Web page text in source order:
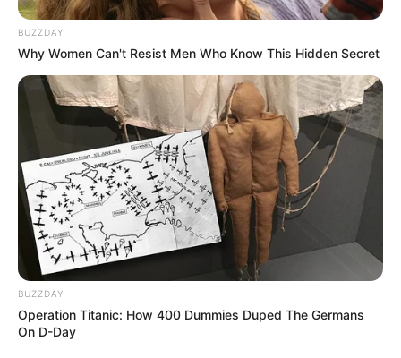
BUZZDAY
Why Women Can't Resist Men Who Know This Hidden Secret
BUZZDAY
Operation Titanic: How 400 Dummies Duped The Germans
On D-Day